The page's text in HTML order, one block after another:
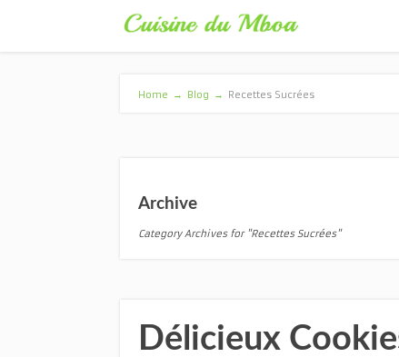
Home → Blog → Recettes Sucrées
Archive
Category Archives for "Recettes Sucrées"
Délicieux